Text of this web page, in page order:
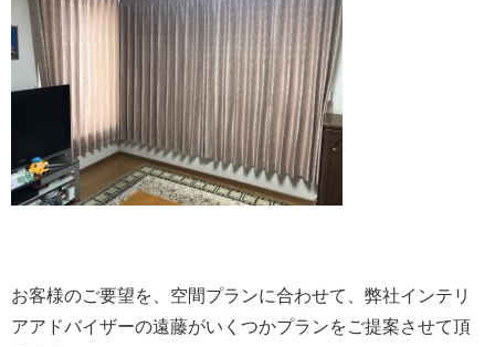
お客様のご要望を、空間プランに合わせて、弊社インテリ
アアドバイザーの遠藤がいくつかプランをご提案させて頂